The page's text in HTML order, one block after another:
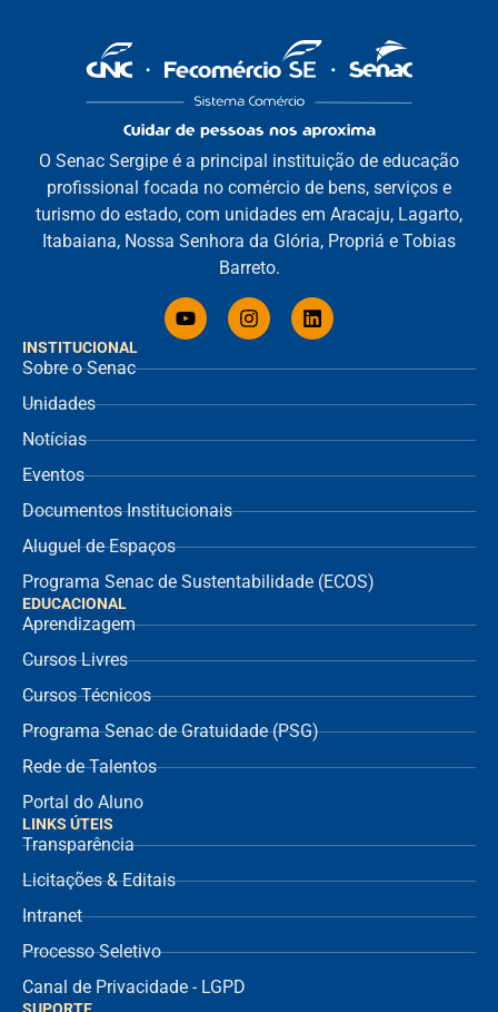
INSTITUCIONAL
Sobre o Senac
Unidades
Notícias
Eventos
Documentos Institucionais
Aluguel de Espaços
Programa Senac de Sustentabilidade (ECOS)
EDUCACIONAL
Aprendizagem
Cursos Livres
Cursos Técnicos
Programa Senac de Gratuidade (PSG)
Rede de Talentos
Portal do Aluno
O Senac Sergipe é a principal instituição de educação
profissional focada no comércio de bens, serviços e
turismo do estado, com unidades em Aracaju, Lagarto,
Itabaiana, Nossa Senhora da Glória, Propriá e Tobias
Barreto.
LINKS ÚTEIS
Transparência
Licitações & Editais
Intranet
Processo Seletivo
Canal de Privacidade - LGPD